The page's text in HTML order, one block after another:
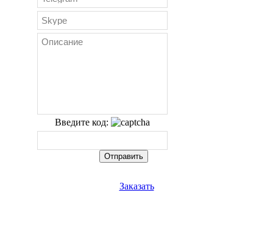
Введите код:
Заказать